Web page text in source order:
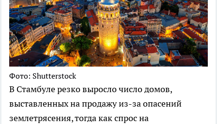
Фото: Shutterstock
В Стамбуле резко выросло число домов,
выставленных на продажу из-за опасений
землетрясения, тогда как спрос на